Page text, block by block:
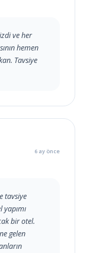
ve her
hemen
Tavsiye
6 ay önce
tavsiye
bir otel.
gelen